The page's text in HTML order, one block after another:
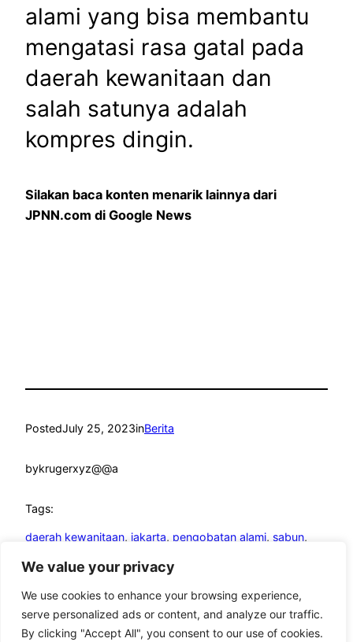
We value your privacy
We use cookies to enhance your browsing experience,
serve personalized ads or content, and analyze our traffic.
By clicking "Accept All", you consent to our use of cookies.
alami yang bisa membantu
mengatasi rasa gatal pada
daerah kewanitaan dan
salah satunya adalah
kompres dingin.
Silakan baca konten menarik lainnya dari
JPNN.com di Google News
PostedJuly 25, 2023inBerita
bykrugerxyz@@a
Tags:
daerah kewanitaan, jakarta, pengobatan alami, sabun